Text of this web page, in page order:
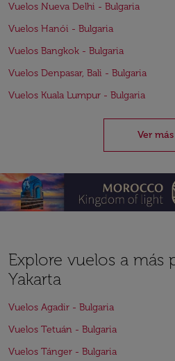
Vuelos Nueva Delhi - Bulgaria
Vuelos Hanói - Bulgaria
Vuelos Bangkok - Bulgaria
Vuelos Denpasar, Bali - Bulgaria
Vuelos Kuala Lumpur - Bulgaria
Ver más
Explore vuelos a más
Yakarta
Vuelos Agadir - Bulgaria
Vuelos Tetuán - Bulgaria
Vuelos Tánger - Bulgaria